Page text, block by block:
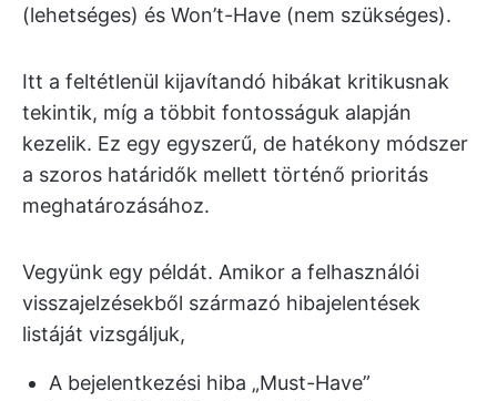
(lehetséges) és Won’t-Have (nem szükséges).
Itt a feltétlenül kijavítandó hibákat kritikusnak
tekintik, míg a többit fontosságuk alapján
kezelik. Ez egy egyszerű, de hatékony módszer
a szoros határidők mellett történő prioritás
meghatározásához.
Vegyünk egy példát. Amikor a felhasználói
visszajelzésekből származó hibajelentések
listáját vizsgáljuk,
A bejelentkezési hiba „Must-Have”